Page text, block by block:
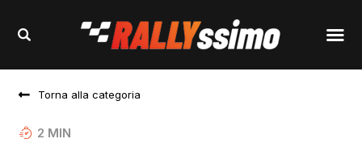
Torna alla categoria
2 MIN